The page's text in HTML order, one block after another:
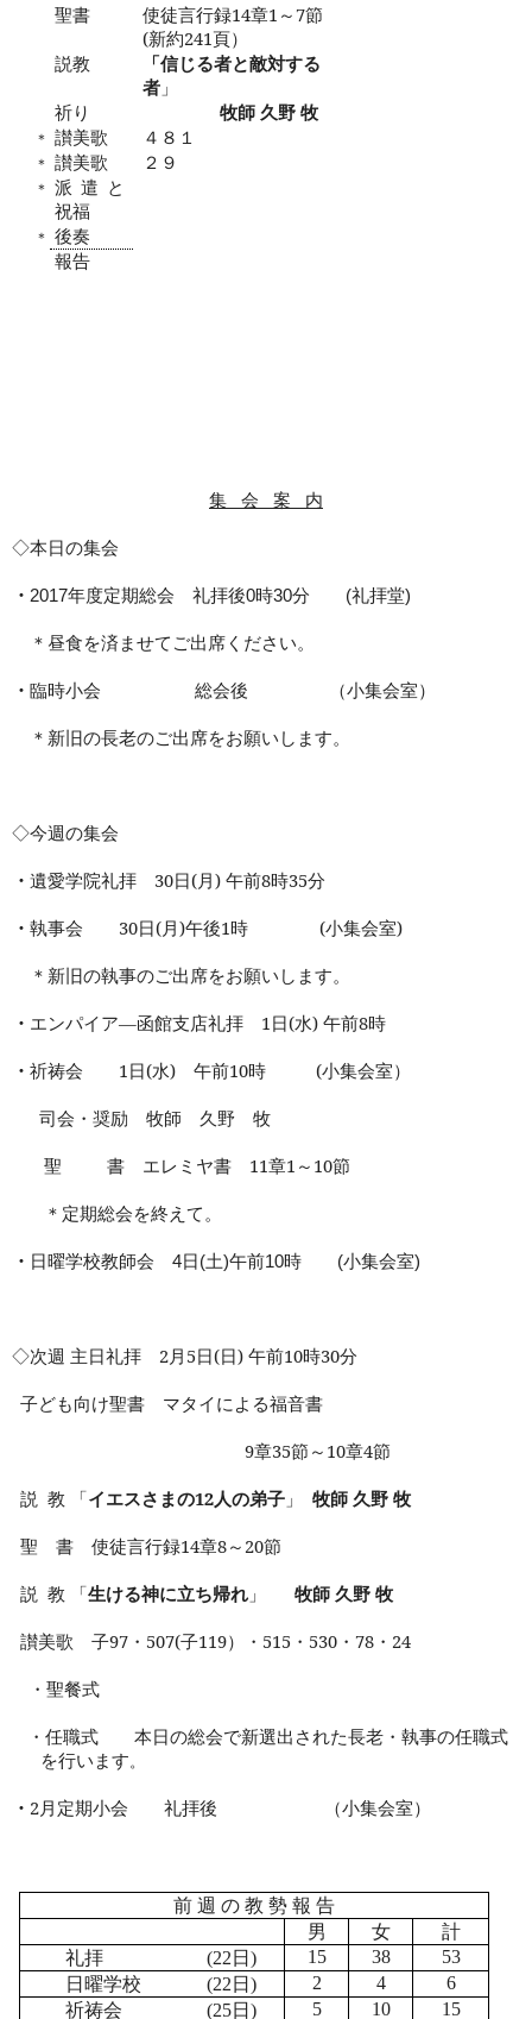
聖書 使徒言行録14章1 ～7節
(新約241頁）
説教
「信じる者と敵対する
者 」
祈り
牧師 久野 牧
＊ 讃美歌 ４８１
＊ 讃美歌 ２９
＊ 派遣と
祝福
＊ 後奏
報告
集 会 案
内
◇本日の集会
・ 2017年度定期総会 礼拝後0時30分 (礼拝堂)
＊昼食を済ませてご出席ください。
・ 臨時小会 総会後
（小集会室）
＊新旧の長老のご出席をお願いします。
◇今週の集会
・ 遺愛学院礼拝 30日(月) 午前8時35分
・ 執事会 30日(月)午後1時 (小集会室)
＊新旧の執事のご出席をお願いします。
・ エンパイア―函館支店礼拝 1 日(水) 午前8時
・ 祈祷会 1 日(水) 午前10時 (小集会室）
司会・奨励 牧師 久野 牧
聖 書 エレミヤ書 11章1 ～ 10節
＊定期総会を終えて。
・ 日曜学校教師会 4日(土)午前10時 (小集会室)
◇次週 主日礼拝 2月 5日(日) 午前10時30分
子ども向け聖書 マタイによる福音書
9章35節～ 10章4節
説 教 「イエスさまの12人の弟子」
牧師 久野 牧
聖 書 使徒言行録14章8～ 20節
説 教 「生ける神に立ち帰れ」
牧師 久野 牧
讃美歌 子97・ 507(子119）・ 515 ・ 530・ 78・ 24
・聖餐式
・任職式 本日の総会で新選出された長老・執事の任職式
を行います。
・ 2月定期小会 礼拝後 （小集会室）
前 週 の 教 勢 報 告
男
女
計
礼拝
(22日) 15 38 53
日曜学校 (22日) 2 4 6
祈祷会 (25日) 5 10 15